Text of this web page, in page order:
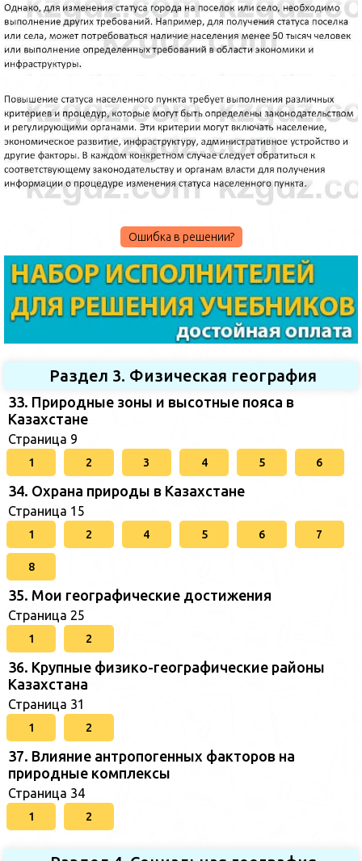
Ошибка в решении?
Раздел 3. Физическая география
33. Природные зоны и высотные пояса в
Казахстане
Страница 9
1 2 3 4 5 6
34. Охрана природы в Казахстане
Страница 15
1 2 4 5 6 7
8
35. Мои географические достижения
Страница 25
1 2
36. Крупные физико-географические районы
Казахстана
Страница 31
1 2
37. Влияние антропогенных факторов на
природные комплексы
Страница 34
1 2